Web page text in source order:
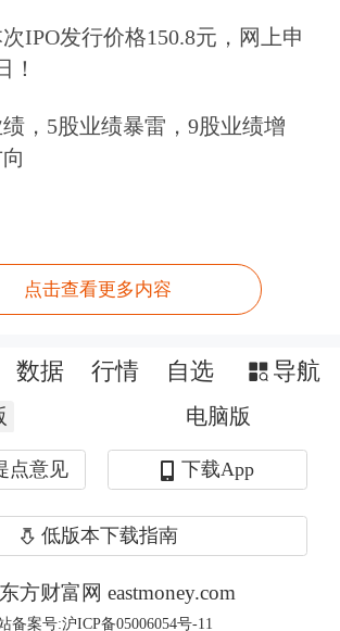
司是一家专注于键盘、鼠
外设产品研发、生产与销售
业。
IPO发行价格150.8元，网上申
！
，5股业绩暴雷，9股业绩增
点击查看更多内容
数据 行情 自选 导航
电脑版
点意见 下载App
低版本下载指南
方财富网 eastmoney.com
备案号:沪ICP备05006054号-11